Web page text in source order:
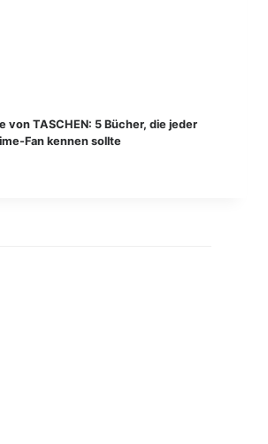
von TASCHEN: 5 Bücher, die jeder
Fan kennen sollte